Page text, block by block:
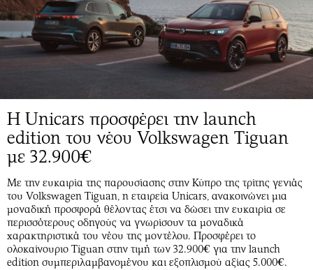
Η Unicars προσφέρει την launch
edition του νέου Volkswagen Tiguan
με 32.900€
Με την ευκαιρία της παρουσίασης στην Κύπρο της τρίτης γενιάς
του Volkswagen Tiguan, η εταιρεία Unicars, ανακοινώνει μια
μοναδική προσφορά θέλοντας έτσι να δώσει την ευκαιρία σε
περισσότερους οδηγούς να γνωρίσουν τα μοναδικά
χαρακτηριστικά του νέου της μοντέλου. Προσφέρει το
ολοκαίνουριο Tiguan στην τιμή των 32.900€ για την launch
edition συμπεριλαμβανομένου και εξοπλισμού αξίας 5.000€.